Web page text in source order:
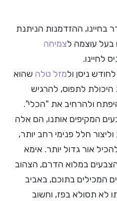
ההזדמנות הניתנת
עוצמה לצמיחה
לחיינו.
ניסן ולמזל טלה שהוא
לתפוס, להרגיש
ולהרחיב את "הכלי".
המקיפים אותנו, הם אלה
חלל פנימי רחב יותר,
אור גדול יותר. אימא
במלוא הדרם, הצהוב
המכילים בתוכם, באביב
לא תסולא בפז, וחשוב